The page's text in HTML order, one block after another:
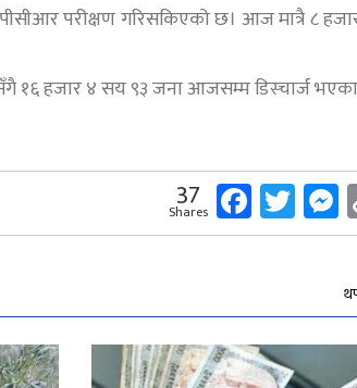
परीक्षण गरिसकिएको छ। आज मात्रै ८
१६ हजार ४ सय ९३ जना आजसम्म डिस्चार्ज
37
Shares